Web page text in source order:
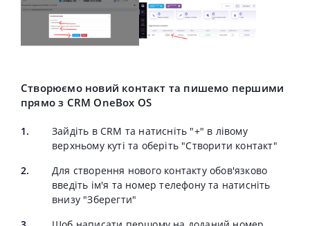
Створюємо новий контакт та пишемо першими
прямо з CRM OneBox OS
Зайдіть в CRM та натисніть "+" в лівому
верхньому куті та оберіть "Створити контакт"
Для створення нового контакту обов'язково
введіть ім'я та номер телефону та натисніть
внизу "Зберегти"